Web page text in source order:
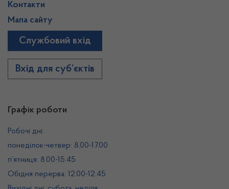
Графік роботи
Робочі дні:
понеділок-четвер: 8.00-17.00
п’ятниця: 8.00-15.45
Обідня перерва: 12.00-12.45
Контакти
Мапа сайту
Службовий вхід
Вхід для суб’єктів